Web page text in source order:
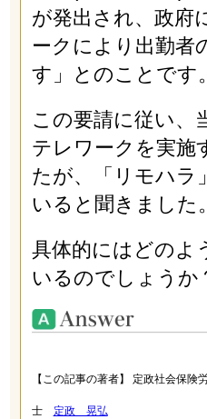
が発出され、政府
ークにより出勤者
す」とのことです。
この要請に従い、
テレワークを実施
たが、「リモハラ
いると聞きました。
具体的にはどのよ
いるのでしょうか
【この記事の著者】 定政社会保
士 定政 晃弘